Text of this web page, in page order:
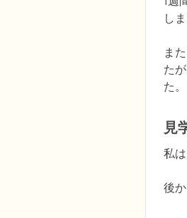
し
ま
た
た。
見
私
後